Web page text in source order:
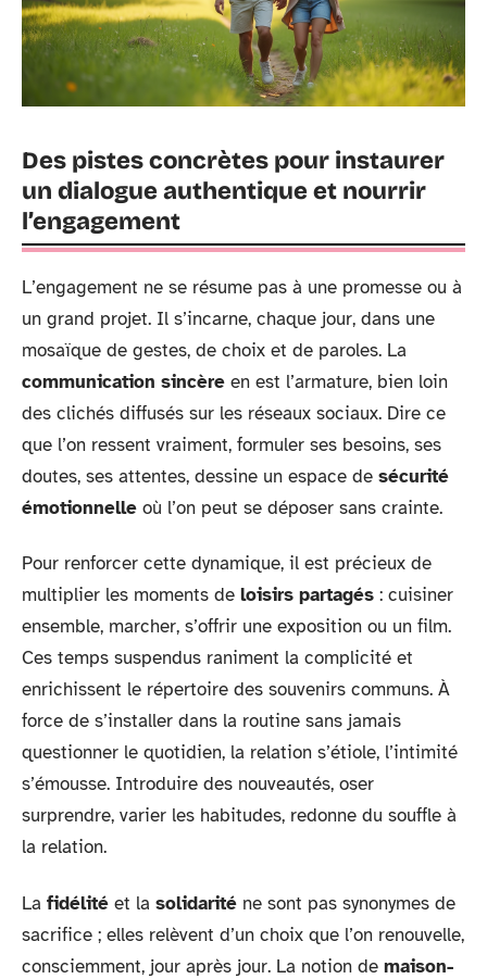
Des pistes concrètes pour instaurer
un dialogue authentique et nourrir
l’engagement
L’engagement ne se résume pas à une promesse ou à
un grand projet. Il s’incarne, chaque jour, dans une
mosaïque de gestes, de choix et de paroles. La
communication sincère en est l’armature, bien loin
des clichés diffusés sur les réseaux sociaux. Dire ce
que l’on ressent vraiment, formuler ses besoins, ses
doutes, ses attentes, dessine un espace de sécurité
émotionnelle où l’on peut se déposer sans crainte.
Pour renforcer cette dynamique, il est précieux de
multiplier les moments de loisirs partagés : cuisiner
ensemble, marcher, s’offrir une exposition ou un film.
Ces temps suspendus raniment la complicité et
enrichissent le répertoire des souvenirs communs. À
force de s’installer dans la routine sans jamais
questionner le quotidien, la relation s’étiole, l’intimité
s’émousse. Introduire des nouveautés, oser
surprendre, varier les habitudes, redonne du souffle à
la relation.
La fidélité et la solidarité ne sont pas synonymes de
sacrifice ; elles relèvent d’un choix que l’on renouvelle,
consciemment, jour après jour. La notion de maison-